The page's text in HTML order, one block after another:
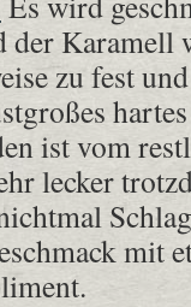
der Karamell
zu fest
ist vom
lecker
mit